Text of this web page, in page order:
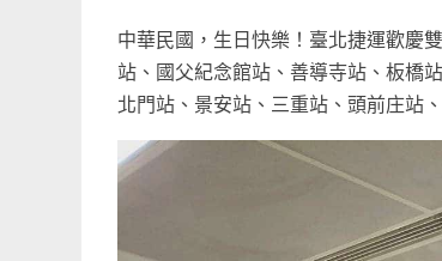
中華民國，生日快樂！臺北捷運歡慶
站、國父紀念館站、善導寺站、板橋
北門站、景安站、三重站、頭前庄站